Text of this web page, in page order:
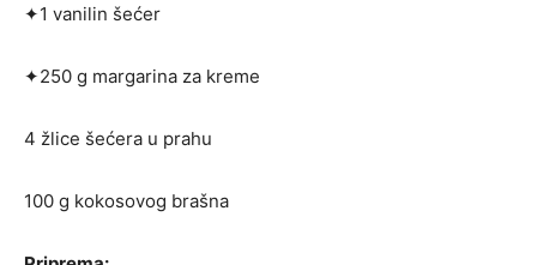
✦1 vanilin šećer
✦250 g margarina za kreme
4 žlice šećera u prahu
100 g kokosovog brašna